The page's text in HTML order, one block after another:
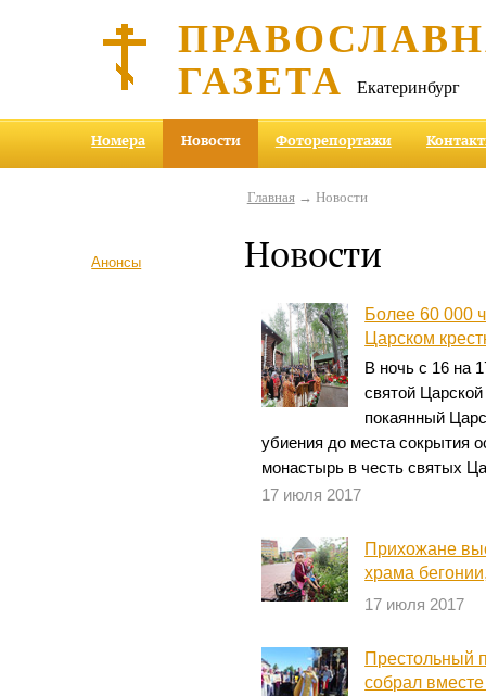
ГАЗЕТА Екатеринбург
Номера Новости Фоторепортажи
Анонсы
Главная→ Новости
Новости
Более 60 000
Царском
В ночь с 16 на
святой
покаянный
убиения до места сокрытия
монастырь в честь святых
17 июля 2017
Прихожане
храма
17 июля 2017
Престольный
собрал